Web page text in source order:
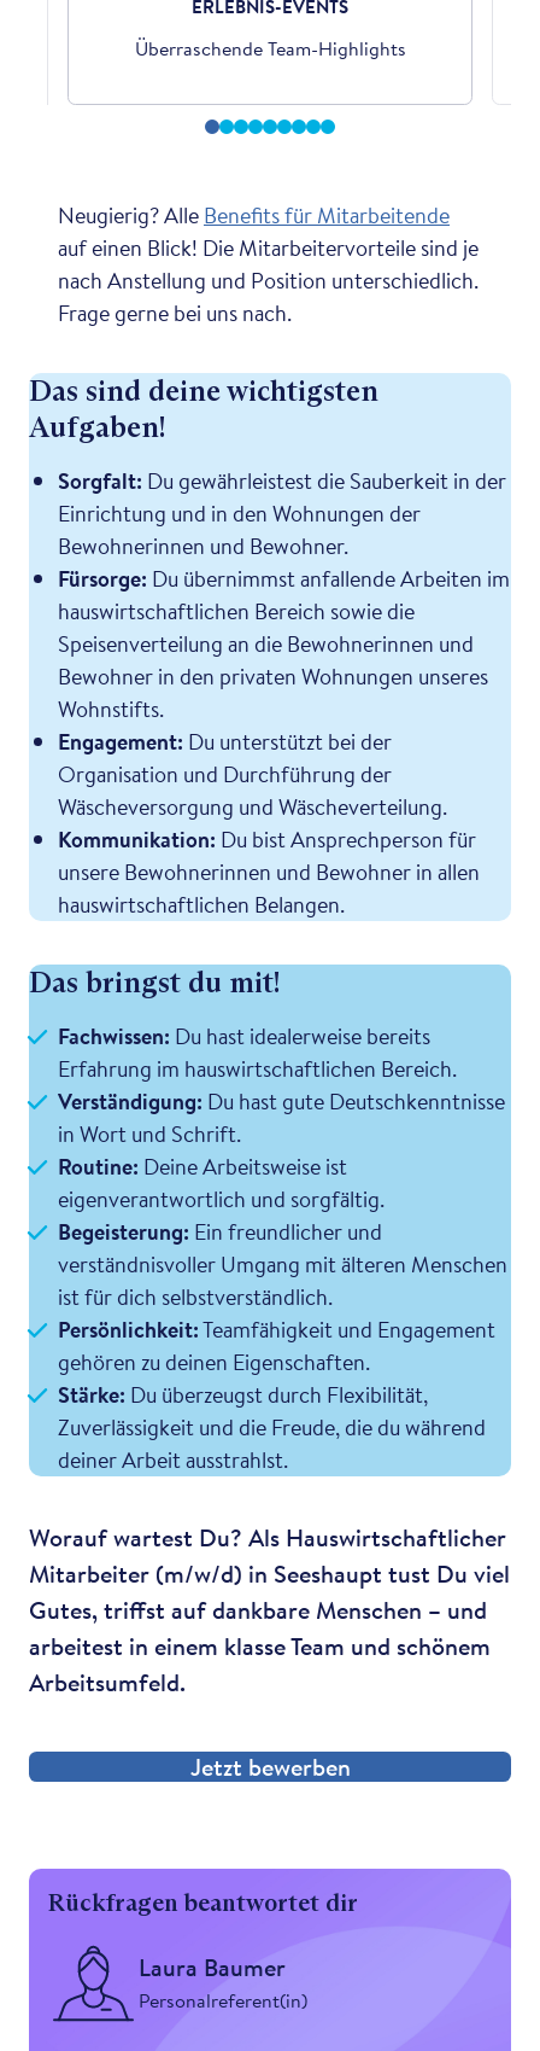
ERLEBNIS-EVENTS
Überraschende Team-Highlights
Neugierig? AlleBenefits für Mitarbeitende
auf einen Blick! Die Mitarbeitervorteile sind je
nach Anstellung und Position unterschiedlich.
Frage gerne bei uns nach.
Das sind deine wichtigsten
Aufgaben!
Sorgfalt: Du gewährleistest die Sauberkeit in der
Einrichtung und in den Wohnungen der
Bewohnerinnen und Bewohner.
Fürsorge: Du übernimmst anfallende Arbeiten im
hauswirtschaftlichen Bereich sowie die
Speisenverteilung an die Bewohnerinnen und
Bewohner in den privaten Wohnungen unseres
Wohnstifts.
Engagement: Du unterstützt bei der
Organisation und Durchführung der
Wäscheversorgung und Wäscheverteilung.
Kommunikation: Du bist Ansprechperson für
unsere Bewohnerinnen und Bewohner in allen
hauswirtschaftlichen Belangen.
Das bringst du mit!
Fachwissen: Du hast idealerweise bereits
Erfahrung im hauswirtschaftlichen Bereich.
Verständigung: Du hast gute Deutschkenntnisse
in Wort und Schrift.
Routine: Deine Arbeitsweise ist
eigenverantwortlich und sorgfältig.
Begeisterung: Ein freundlicher und
verständnisvoller Umgang mit älteren Menschen
ist für dich selbstverständlich.
Persönlichkeit:Teamfähigkeit und Engagement
gehören zu deinen Eigenschaften.
Stärke: Du überzeugst durch Flexibilität,
Zuverlässigkeit und die Freude, die du während
deiner Arbeit ausstrahlst.
Worauf wartest Du? Als Hauswirtschaftlicher
Mitarbeiter (m/w/d) in Seeshaupt tust Du viel
Gutes, triffst auf dankbare Menschen – und
arbeitest in einem klasse Team und schönem
Arbeitsumfeld.
Jetzt bewerben
Rückfragen beantwortet dir
Laura Baumer
Personalreferent(in)